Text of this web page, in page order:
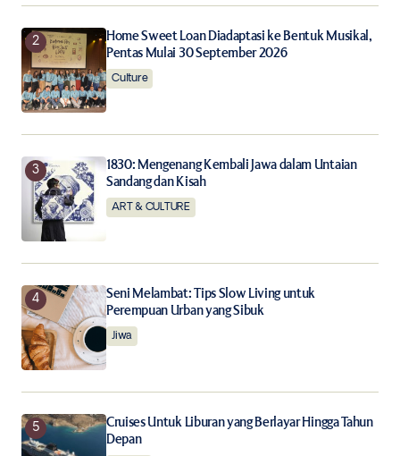
Notify me of new posts by email.
Submit Comment
Home Sweet Loan Diadaptasi ke Bentuk Musikal,
Pentas Mulai 30 September 2026
Culture
1830: Mengenang Kembali Jawa dalam Untaian
Sandang dan Kisah
ART & CULTURE
Seni Melambat: Tips Slow Living untuk
Perempuan Urban yang Sibuk
Jiwa
Cruises Untuk Liburan yang Berlayar Hingga Tahun
Depan